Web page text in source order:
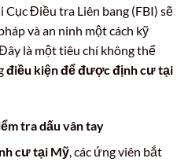
Cục Điều tra Liên bang (FBI) sẽ
và an ninh một cách kỹ
là một tiêu chí không thể
điều kiện để được định cư tại
tra dấu vân tay
cư tại Mỹ, các ứng viên bắt